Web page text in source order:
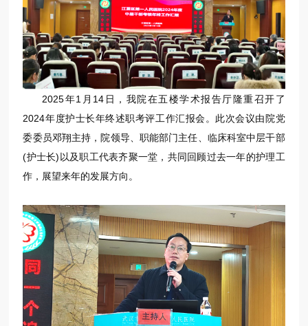
2025年1月14日，我院在五楼学术报告厅隆重召开了
2024年度护士长年终述职考评工作汇报会。此次会议由院党
委委员邓翔主持，院领导、职能部门主任、临床科室中层干部
(护士长)以及职工代表齐聚一堂，共同回顾过去一年的护理工
作，展望来年的发展方向。